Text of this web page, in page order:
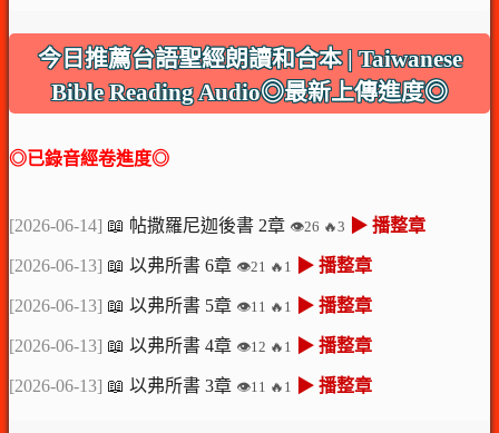
今日推薦台語聖經朗讀和合本 | Taiwanese
Bible Reading Audio◎最新上傳進度◎
◎已錄音經卷進度◎
[2026-06-14] 📖 帖撒羅尼迦後書 2章 👁️26 🔥3 ▶ 播整章
[2026-06-13] 📖 以弗所書 6章 👁️21 🔥1 ▶ 播整章
[2026-06-13] 📖 以弗所書 5章 👁️11 🔥1 ▶ 播整章
[2026-06-13] 📖 以弗所書 4章 👁️12 🔥1 ▶ 播整章
[2026-06-13] 📖 以弗所書 3章 👁️11 🔥1 ▶ 播整章